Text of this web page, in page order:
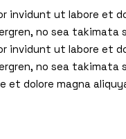
invidunt ut labore et
no sea takimata
invidunt ut labore et
no sea takimata
dolore magna